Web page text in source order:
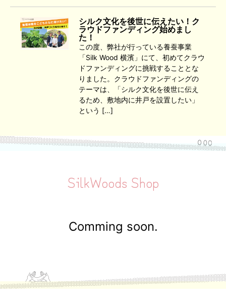
シルク文化を後世に伝えたい！ク
ラウドファンディング始めまし
た！
この度、弊社が行っている養蚕事業
「Silk Wood 横濱」にて、初めてクラウ
ドファンディングに挑戦することとな
りました。クラウドファンディングの
テーマは、「シルク文化を後世に伝え
るため、敷地内に井戸を設置したい」
という […]
SilkWoods Shop
Comming soon.